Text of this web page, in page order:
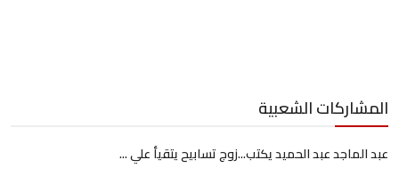
المشاركات الشعبية
عبد الماجد عبد الحميد يكتب...زوج تسابيح يتقيأ علي ...